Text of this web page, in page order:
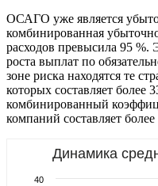
ОСАГО уже является
комбинированная
расходов превысила 95 %.
роста выплат по
зоне риска находятся те
которых составляет более
комбинированный
компаний составляет более
Динамика
40